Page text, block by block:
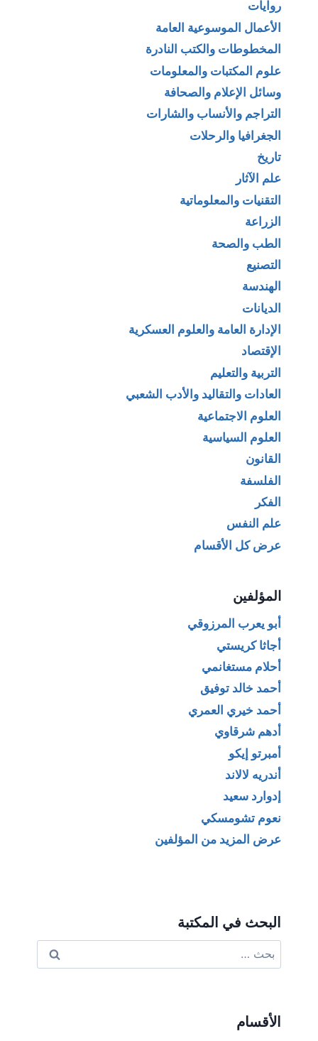
روايات
الأعمال الموسوعية العامة
المخطوطات والكتب النادرة
علوم المكتبات والمعلومات
وسائل الإعلام والصحافة
التراجم والأنساب والشارات
الجغرافيا والرحلات
تاريخ
علم الآثار
التقنيات والمعلوماتية
الزراعة
الطب والصحة
التصنيع
الهندسة
الديانات
الإدارة العامة والعلوم العسكرية
الإقتصاد
التربية والتعليم
العادات والتقاليد والأدب الشعبي
العلوم الاجتماعية
العلوم السياسية
القانون
الفلسفة
الفكر
علم النفس
عرض كل الأقسام
المؤلفين
أبو يعرب المرزوقي
أجاثا كريستي
أحلام مستغانمي
أحمد خالد توفيق
أحمد خيري العمري
أدهم شرقاوي
أمبرتو إيكو
أندريه لالاند
إدوارد سعيد
نعوم تشومسكي
عرض المزيد من المؤلفين
البحث في المكتبة
عن:
الأقسام